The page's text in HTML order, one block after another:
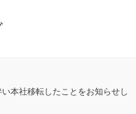
本社移転したことをお知らせし